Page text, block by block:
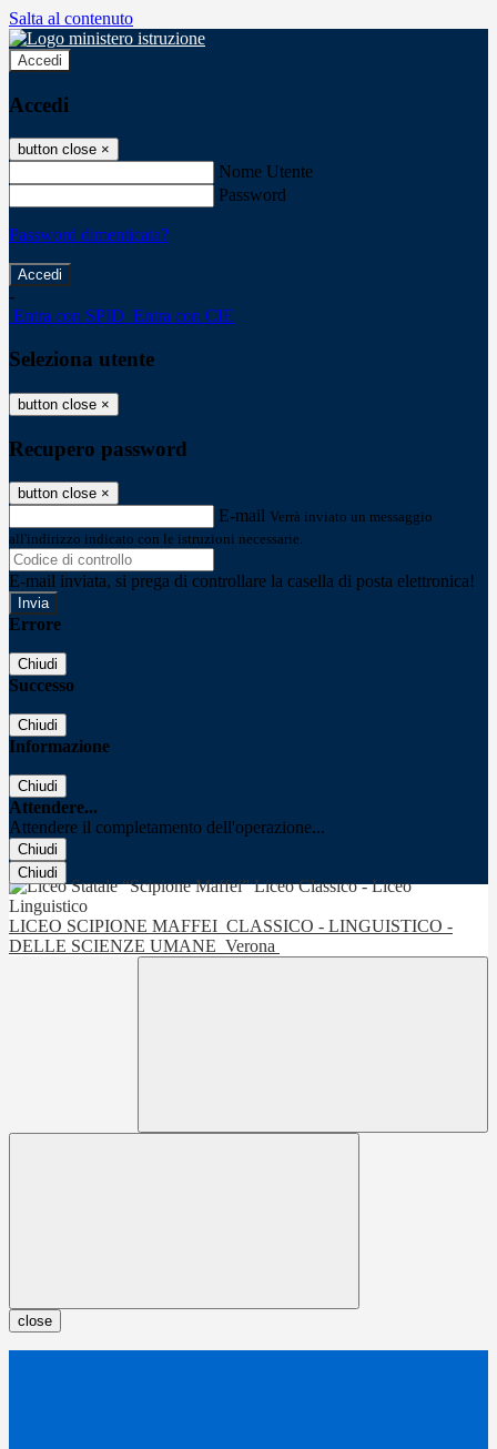
Salta al contenuto
Accedi
Accedi
button close ×
Nome Utente
Password
Password dimenticata?
-
Entra con SPID Entra con CIE
Seleziona utente
button close ×
Recupero password
button close ×
E-mail Verrà inviato un messaggio
all'indirizzo indicato con le istruzioni necessarie.
E-mail inviata, si prega di controllare la casella di posta elettronica!
Errore
Chiudi
Successo
Chiudi
Informazione
Chiudi
Attendere...
Attendere il completamento dell'operazione...
Chiudi
Chiudi
LICEO SCIPIONE MAFFEI CLASSICO - LINGUISTICO -
DELLE SCIENZE UMANE Verona
close